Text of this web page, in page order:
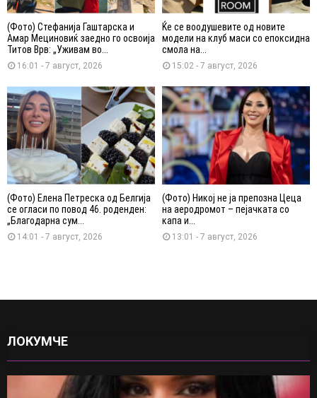
(Фото) Стефанија Гаштарска и
Амар Мециновиќ заедно го освоија
Титов Врв: „Уживам во...
16:01 - 7 август, 2026
Ќе се воодушевите од новите
модели на клуб маси со епоксидна
смола на...
15:02 - 7 август, 2026
(Фото) Елена Петреска од Белгија
се огласи по повод 46. роденден:
„Благодарна сум...
14:01 - 7 август, 2026
(Фото) Никој не ја препозна Цеца
на аеродромот – пејачката со
капа и...
13:01 - 7 август, 2026
ЛОКУМЧЕ